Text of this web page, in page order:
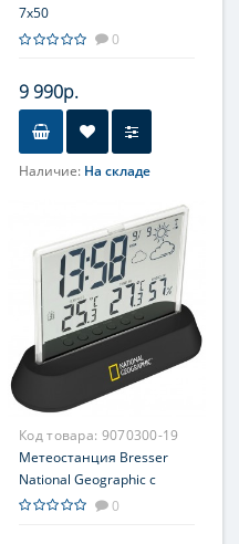
7x50
0
9 990р.
Наличие: На складе
Фокусировка
Центральная
Код товара: 9070300-19
Метеостанция Bresser
National Geographic с
прозрачным корпусом
0